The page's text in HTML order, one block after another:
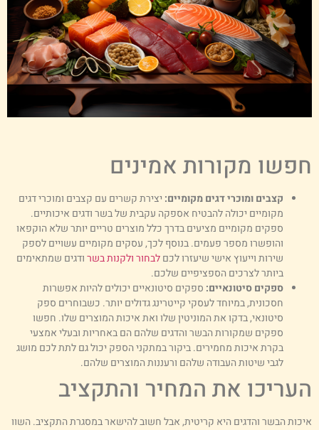
מקורות אמינים
קצבים ומוכרי דגים מקומיים:יצירת קשרים עם קצבים ומוכרי דגים
מקומיים יכולה להבטיח אספקה עקבית של בשר ודגים איכותיים.
ספקים מקומיים מציעים בדרך כלל מוצרים טריים יותר שלא הוקפאו
והופשרו מספר פעמים. בנוסף לכך, עסקים מקומיים עשויים לספק
שירות וייעוץ אישי שיעזרו לכםלבחור ולקנות בשרודגים שמתאימים
ביותר לצרכים הספציפיים שלכם.
ספקים סיטונאיים:ספקים סיטונאיים יכולים להיות אפשרות
חסכונית, במיוחד לעסקי קייטרינג גדולים יותר. כשבוחרים ספק
סיטונאי, בדקו את המוניטין שלו ואת איכות המוצרים שלו. חפשו
ספקים שמקורות הבשר והדגים שלהם הם באחריות ובעלי אמצעי
בקרת איכות מחמירים. ביקור במתקני הספק יכול גם לתת לכם מושג
לגבי שיטות העבודה שלהם ורעננות המוצרים שלהם.
את המחיר והתקציב
הבשר והדגים היא קריטית, אבל חשוב להישאר במסגרת התקציב. השוו